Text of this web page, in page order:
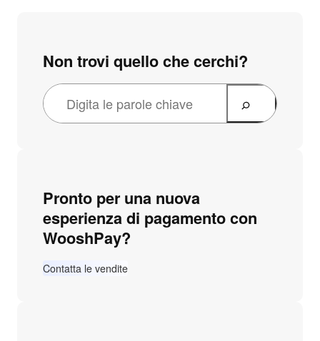
Non trovi quello che cerchi?
Pronto per una nuova
esperienza di pagamento con
WooshPay?
Contatta le vendite